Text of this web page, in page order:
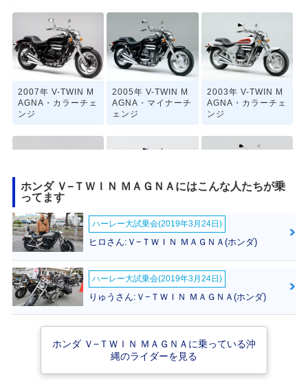
2007年 V-TWIN M
AGNA・カラーチェ
ンジ
2005年 V-TWIN M
AGNA・マイナーチ
ェンジ
2003年 V-TWIN M
AGNA・カラーチェ
ンジ
2001年 V-TWIN M
AGNA・カラーチェ
ンジ
1999年 V-TWIN M
AGNA・マイナーチ
ェンジ
1997年 V-TWIN M
AGNA S Special E
dition・特別・限定
1997年 V-TWIN M
チェンジ
1997年 V-TWIN M
AGNA・マイナーチ
ェンジ
1996年 V-TWIN M
ホンダ Ｖ−ＴＷＩＮ ＭＡＧＮＡにはこんな人たちが乗
ってます
ハーレー大試乗会(2019年3月24日)
ヒロさん:Ｖ−ＴＷＩＮ ＭＡＧＮＡ(ホンダ)
ハーレー大試乗会(2019年3月24日)
りゅうさん:Ｖ−ＴＷＩＮ ＭＡＧＮＡ(ホンダ)
ホンダ Ｖ−ＴＷＩＮ ＭＡＧＮＡに乗っている沖
縄のライダーを見る